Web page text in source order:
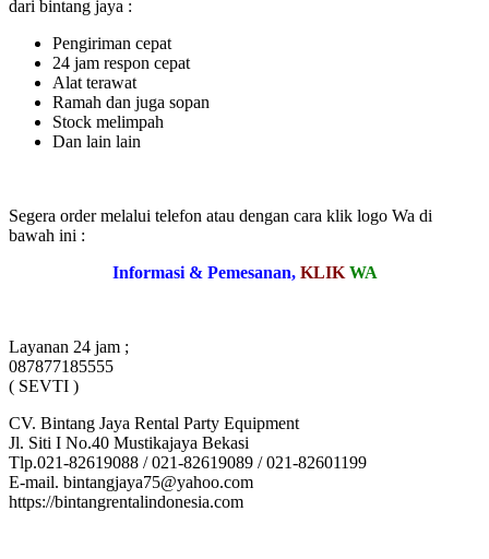
dari bintang jaya :
Pengiriman cepat
24 jam respon cepat
Alat terawat
Ramah dan juga sopan
Stock melimpah
Dan lain lain
Segera order melalui telefon atau dengan cara klik logo Wa di
bawah ini :
Informasi & Pemesanan, KLIK WA
Layanan 24 jam ;
087877185555
( SEVTI )
CV. Bintang Jaya Rental Party Equipment
Jl. Siti I No.40 Mustikajaya Bekasi
Tlp.021-82619088 / 021-82619089 / 021-82601199
E-mail. bintangjaya75@yahoo.com
https://bintangrentalindonesia.com